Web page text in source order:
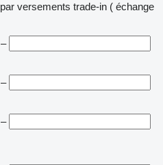
par versements trade-in ( échange
–
–
–